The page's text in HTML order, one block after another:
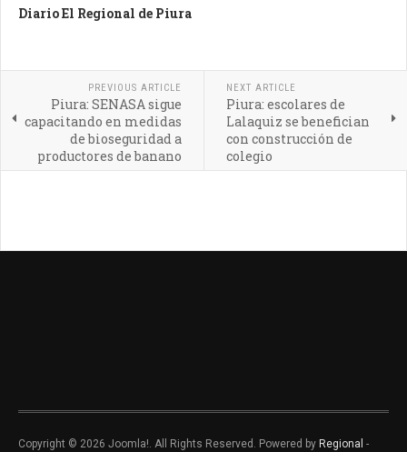
Diario El Regional de Piura
PREVIOUS ARTICLE
Piura: SENASA sigue
capacitando en medidas
de bioseguridad a
productores de banano
NEXT ARTICLE
Piura: escolares de
Lalaquiz se benefician
con construcción de
colegio
Copyright © 2026 Joomla!. All Rights Reserved. Powered by Regional -